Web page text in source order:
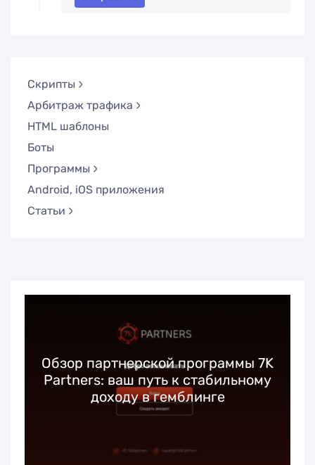
Скрипты
Арбитраж трафика
HTML шаблоны
Боты
Программы
Android, iOS приложения
Статьи
Обзор партнерской программы 7K
Partners: ваш путь к стабильному
доходу в гемблинге